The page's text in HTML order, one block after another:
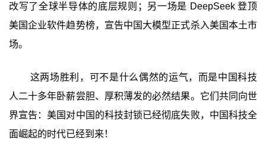
改写了全球半导体的底层规则；另一场是 DeepSeek 登顶
美国企业软件趋势榜，宣告中国大模型正式杀入美国本土市
场。
这两场胜利，可不是什么偶然的运气，而是中国科技
人二十多年卧薪尝胆、厚积薄发的必然结果。它们共同向世
界宣告：美国对中国的科技封锁已经彻底失败，中国科技全
面崛起的时代已经到来！